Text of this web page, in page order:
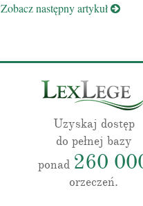
Zobacz następny artykuł
Uzyskaj dostęp
do pełnej bazy
ponad 260
orzeczeń.